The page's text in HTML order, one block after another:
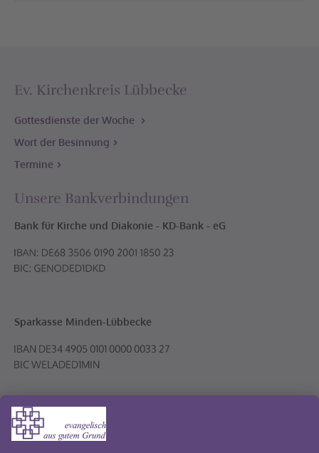
Ev. Kirchenkreis Lübbecke
Gottesdienste der Woche
Wort der Besinnung
Termine
Unsere Bankverbindungen
Bank für Kirche und Diakonie - KD-Bank - eG
Sparkasse Minden-Lübbecke
Volksbank PLUS eG